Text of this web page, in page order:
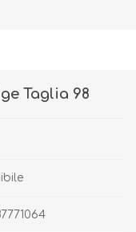
Taglia 98